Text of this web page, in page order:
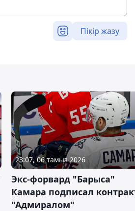
Пікір жазу
23:07, 06 тамыз 2026
Экс-форвард "Барыса"
Камара подписал
"Адмиралом"